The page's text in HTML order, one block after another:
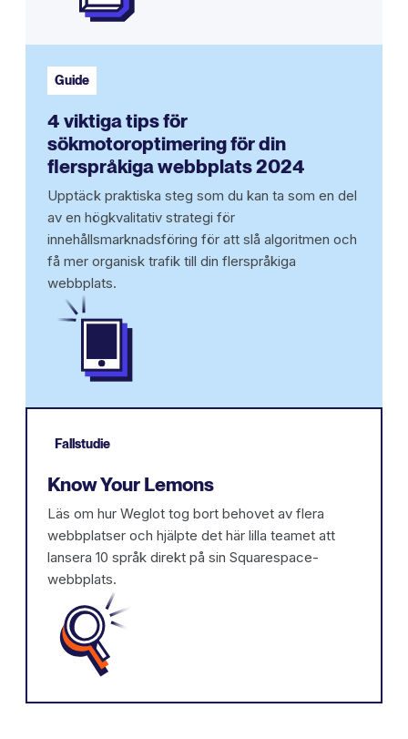
Guide
4 viktiga tips för
sökmotoroptimering för din
flerspråkiga webbplats 2024
Upptäck praktiska steg som du kan ta som en del
av en högkvalitativ strategi för
innehållsmarknadsföring för att slå algoritmen och
få mer organisk trafik till din flerspråkiga
webbplats.
Fallstudie
Know Your Lemons
Läs om hur Weglot tog bort behovet av flera
webbplatser och hjälpte det här lilla teamet att
lansera 10 språk direkt på sin Squarespace-
webbplats.